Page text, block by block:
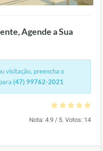
Agende a Sua
visitação, preencha o
(47) 99762-2021
Nota: 4.9 / 5. Votos: 14